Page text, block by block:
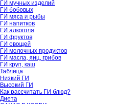
ГИ мучных изделий
ГИ бобовых
ГИ мяса и рыбы
ГИ напитков
ГИ алкоголя
ГИ фруктов
ГИ овощей
ГИ молочных продуктов
ГИ масла, яиц, грибов
ГИ круп, каш
Таблица
Низкий ГИ
Высокий ГИ
Как рассчитать ГИ блюд?
Диета